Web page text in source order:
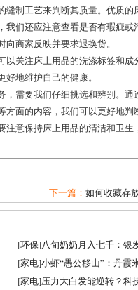
缝制工艺来判断其质量。优质
我们还应注意查看是否有瑕疵
商家反映并要求退换货。
以关注床上用品的洗涤标签和
地维护自己的健康。
，需要我们仔细挑选和辨别。
方面的内容，我们可以更好地
注意保持床上用品的清洁和卫
下一篇： 如何收藏存
[环保]八旬奶奶月入七千：银
[家电]小虾“愚公移山”：丹霞
[家电]压力大白发能逆转？科